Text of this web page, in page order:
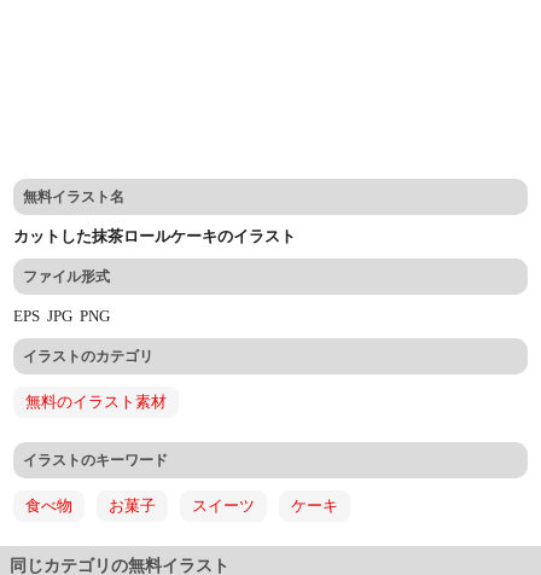
無料イラスト名
カットした抹茶ロールケーキのイラスト
ファイル形式
EPSJPGPNG
イラストのカテゴリ
無料のイラスト素材
イラストのキーワード
食べ物 お菓子 スイーツ ケーキ
同じカテゴリの無料イラスト